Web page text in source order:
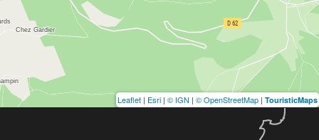
Leaflet | Esri | © IGN | © OpenStreetMap | TouristicMaps